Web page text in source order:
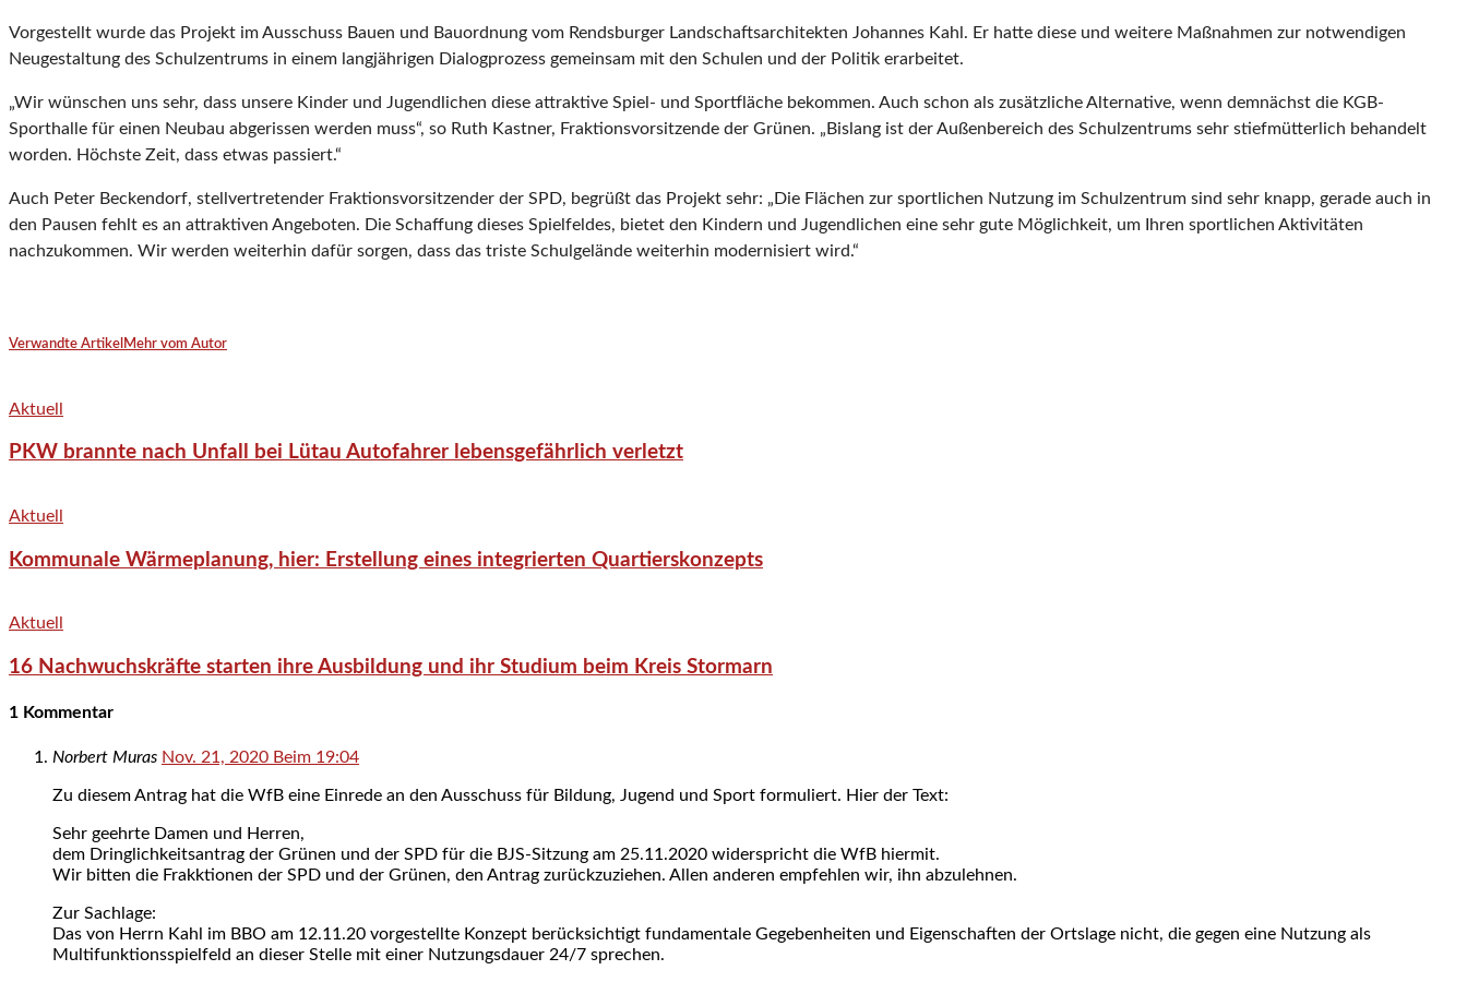
Vorgestellt wurde das Projekt im Ausschuss Bauen und Bauordnung vom Rendsburger Landschaftsarchitekten Johannes Kahl. Er hatte diese und weitere Maßnahmen zur notwendigen
Neugestaltung des Schulzentrums in einem langjährigen Dialogprozess gemeinsam mit den Schulen und der Politik erarbeitet.
„Wir wünschen uns sehr, dass unsere Kinder und Jugendlichen diese attraktive Spiel- und Sportfläche bekommen. Auch schon als zusätzliche Alternative, wenn demnächst die KGB-
Sporthalle für einen Neubau abgerissen werden muss“, so Ruth Kastner, Fraktionsvorsitzende der Grünen. „Bislang ist der Außenbereich des Schulzentrums sehr stiefmütterlich behandelt
worden. Höchste Zeit, dass etwas passiert.“
Auch Peter Beckendorf, stellvertretender Fraktionsvorsitzender der SPD, begrüßt das Projekt sehr: „Die Flächen zur sportlichen Nutzung im Schulzentrum sind sehr knapp, gerade auch in
den Pausen fehlt es an attraktiven Angeboten. Die Schaffung dieses Spielfeldes, bietet den Kindern und Jugendlichen eine sehr gute Möglichkeit, um Ihren sportlichen Aktivitäten
nachzukommen. Wir werden weiterhin dafür sorgen, dass das triste Schulgelände weiterhin modernisiert wird.“
Verwandte Artikel Mehr vom Autor
Aktuell
PKW brannte nach Unfall bei Lütau Autofahrer lebensgefährlich verletzt
Aktuell
Kommunale Wärmeplanung, hier: Erstellung eines integrierten Quartierskonzepts
Aktuell
16 Nachwuchskräfte starten ihre Ausbildung und ihr Studium beim Kreis Stormarn
1 Kommentar
Norbert Muras Nov. 21, 2020 Beim 19:04
Zu diesem Antrag hat die WfB eine Einrede an den Ausschuss für Bildung, Jugend und Sport formuliert. Hier der Text:
Sehr geehrte Damen und Herren,
dem Dringlichkeitsantrag der Grünen und der SPD für die BJS-Sitzung am 25.11.2020 widerspricht die WfB hiermit.
Wir bitten die Frakktionen der SPD und der Grünen, den Antrag zurückzuziehen. Allen anderen empfehlen wir, ihn abzulehnen.
Zur Sachlage:
Das von Herrn Kahl im BBO am 12.11.20 vorgestellte Konzept berücksichtigt fundamentale Gegebenheiten und Eigenschaften der Ortslage nicht, die gegen eine Nutzung als
Multifunktionsspielfeld an dieser Stelle mit einer Nutzungsdauer 24/7 sprechen.